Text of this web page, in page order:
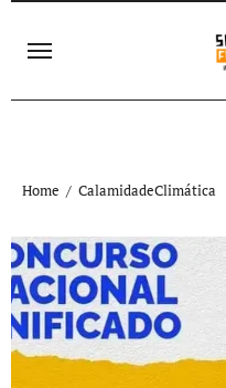
Home CalamidadeClimática